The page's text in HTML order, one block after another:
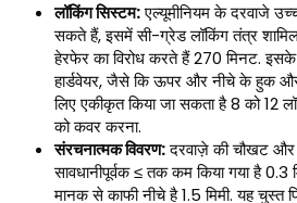
लॉकिंग सिस्टम:एल्यूमीनियम के दरवाजे
सकते हैं, इसमें सी-ग्रेड लॉकिंग तंत्र
हेरफेर का विरोध करते हैं 270 मिनट. इसके
हार्डवेयर, जैसे कि ऊपर और नीचे के हुक
लिए एकीकृत किया जा सकता है 8 को 12
को कवर करना.
संरचनात्मक विवरण:दरवाज़े की चौखट और
सावधानीपूर्वक ≤ तक कम किया गया है 0.3
मानक से काफी नीचे है 1.5 मिमी. यह चुस्त